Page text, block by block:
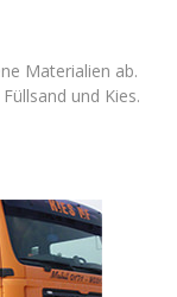
Materialien ab.
und Kies.